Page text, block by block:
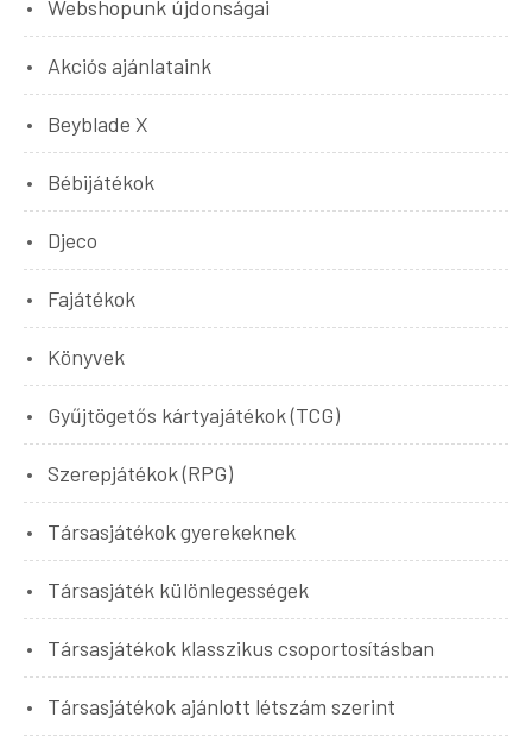
Webshopunk újdonságai
Akciós ajánlataink
Beyblade X
Bébijátékok
Djeco
Fajátékok
Könyvek
Gyűjtögetős kártyajátékok (TCG)
Szerepjátékok (RPG)
Társasjátékok gyerekeknek
Társasjáték különlegességek
Társasjátékok klasszikus csoportosításban
Társasjátékok ajánlott létszám szerint